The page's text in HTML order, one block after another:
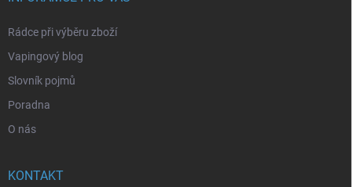
Rádce při výběru zboží
Vapingový blog
Slovník pojmů
Poradna
O nás
KONTAKT